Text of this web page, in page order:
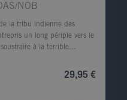
NOB
la tribu indienne des
un long périple vers le
à la terrible
vers une caverne
fabuleux trésor, ignoré des
29,95 €